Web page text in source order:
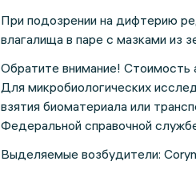
При подозрении на дифтерию
влагалища в паре с мазками из
Обратите внимание! Стоимость
Для микробиологических
взятия биоматериала или
Федеральной справочной
Выделяемые возбудители: